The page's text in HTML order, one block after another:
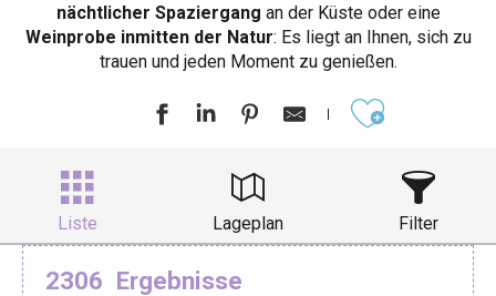
nächtlicher Spaziergang an der Küste oder eine
Weinprobe inmitten der Natur: Es liegt an Ihnen, sich zu
trauen und jeden Moment zu genießen.
Liste Lageplan Filter
2306 Ergebnisse